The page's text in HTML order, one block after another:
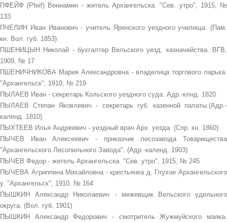
ПФЕЙФ (Pfeif) Вениамин - житель Архангельска. "Сев. утро", 1915, №
133
ПЧЕЛИН Иван Иванович - учитель Яренского уездного училища. (Пам.
кн. Вол. губ. 1853)
ПШЕНИЦЫН Николай - бухгалтер Вельского уезд. казначейства. ВГВ,
1909, № 17
ПШЕНИЧНИКОВА Мария Александровна - владелица торгового ларька.
"Архангельск", 1910, № 219
ПЫЛАЕВ Иван - секретарь Кольского уездного суда. Адр.-клнд. 1820
ПЫЛАЕВ Степан Яковлевич - секретарь губ. казенной палаты.(Адр.-
календ. 1810)
ПЫХТЕЕВ Илья Андреевич - уездный врач Арх. уезда. (Спр. кн. 1860)
ПЫЧЕВ Иван Алексеевич - приказчик лесозавода Товарищества
"Архангельского Лесопильного Завода". (Адр.-календ. 1903)
ПЫЧЕВ Федор - житель Архангельска. "Сев. утро", 1915, № 245
ПЫЧЕВА Агриппина Михайловна - крестьянка д. Глухое Архангельского
у. "Архангельск", 1910, № 164
ПЫШКИН Александр Николаевич - межевщик Вельского удельного
округа. (Вол. губ. 1901)
ПЫШКИН Александр Федорович - смотритель Жужмуйского маяка.